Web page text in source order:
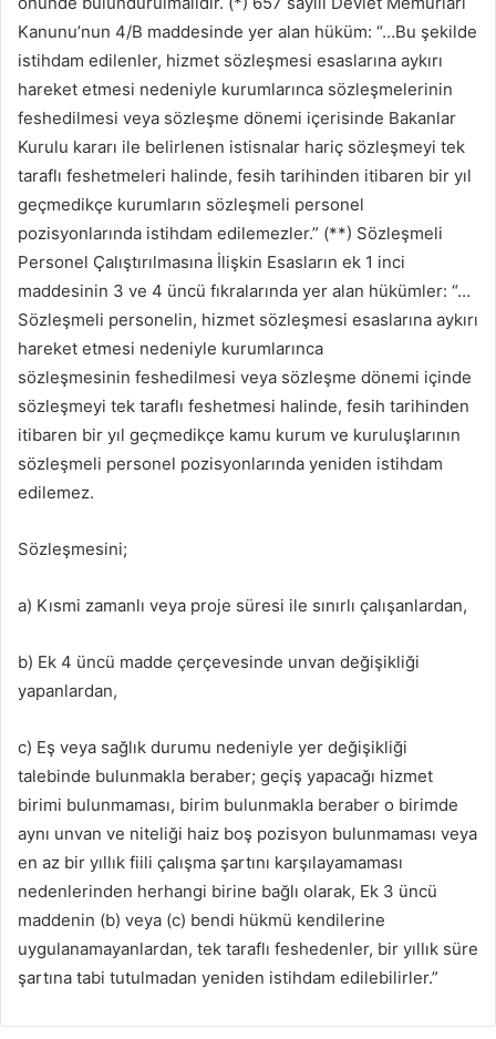
Kanunu’nun 4/B maddesinde yer alan hüküm: “…Bu şekilde
istihdam edilenler, hizmet sözleşmesi esaslarına aykırı
hareket etmesi nedeniyle kurumlarınca sözleşmelerinin
feshedilmesi veya sözleşme dönemi içerisinde Bakanlar
Kurulu kararı ile belirlenen istisnalar hariç sözleşmeyi tek
taraflı feshetmeleri halinde, fesih tarihinden itibaren bir yıl
geçmedikçe kurumların sözleşmeli personel
pozisyonlarında istihdam edilemezler.” (**) Sözleşmeli
Personel Çalıştırılmasına İlişkin Esasların ek 1 inci
maddesinin 3 ve 4 üncü fıkralarında yer alan hükümler: “…
Sözleşmeli personelin, hizmet sözleşmesi esaslarına aykırı
hareket etmesi nedeniyle kurumlarınca
sözleşmesinin feshedilmesi veya sözleşme dönemi içinde
sözleşmeyi tek taraflı feshetmesi halinde, fesih tarihinden
itibaren bir yıl geçmedikçe kamu kurum ve kuruluşlarının
sözleşmeli personel pozisyonlarında yeniden istihdam
edilemez.
Sözleşmesini;
a) Kısmi zamanlı veya proje süresi ile sınırlı çalışanlardan,
b) Ek 4 üncü madde çerçevesinde unvan değişikliği
yapanlardan,
c) Eş veya sağlık durumu nedeniyle yer değişikliği
talebinde bulunmakla beraber; geçiş yapacağı hizmet
birimi bulunmaması, birim bulunmakla beraber o birimde
aynı unvan ve niteliği haiz boş pozisyon bulunmaması veya
en az bir yıllık fiili çalışma şartını karşılayamaması
nedenlerinden herhangi birine bağlı olarak, Ek 3 üncü
maddenin (b) veya (c) bendi hükmü kendilerine
uygulanamayanlardan, tek taraflı feshedenler, bir yıllık süre
şartına tabi tutulmadan yeniden istihdam edilebilirler.”